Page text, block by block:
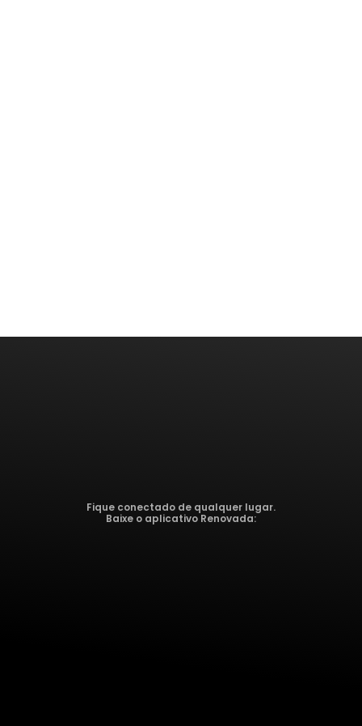
Fique conectado de qualquer lugar.
Baixe o aplicativo Renovada: